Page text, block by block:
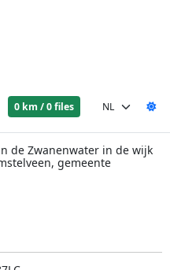
0 km / 0 files
de Zwanenwater in de wijk
gemeente